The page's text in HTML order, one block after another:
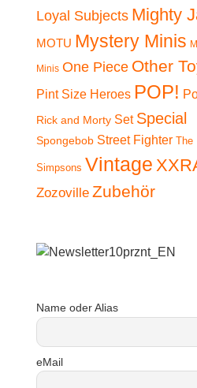
Loyal Subjects Mighty
MOTU Mystery Minis
Minis One Piece Other
Pint Size Heroes POP!
Rick and Morty Set Special
Spongebob Street Fighter The
Simpsons Vintage
Zozoville Zubehör
Name oder Alias
eMail